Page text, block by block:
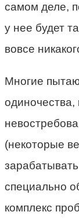
самом деле,
у нее будет
вовсе
Многие
одиночества,
(некоторые
специально
комплекс